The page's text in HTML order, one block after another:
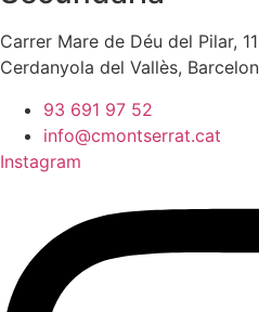
Carrer Mare de Déu del Pilar,
Cerdanyola del Vallès,
93 691 97 52
info@cmontserrat.cat
Instagram